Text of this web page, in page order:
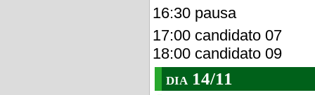
16:30 pausa
17:00 candidato 07
18:00 candidato 09
dia 14/11